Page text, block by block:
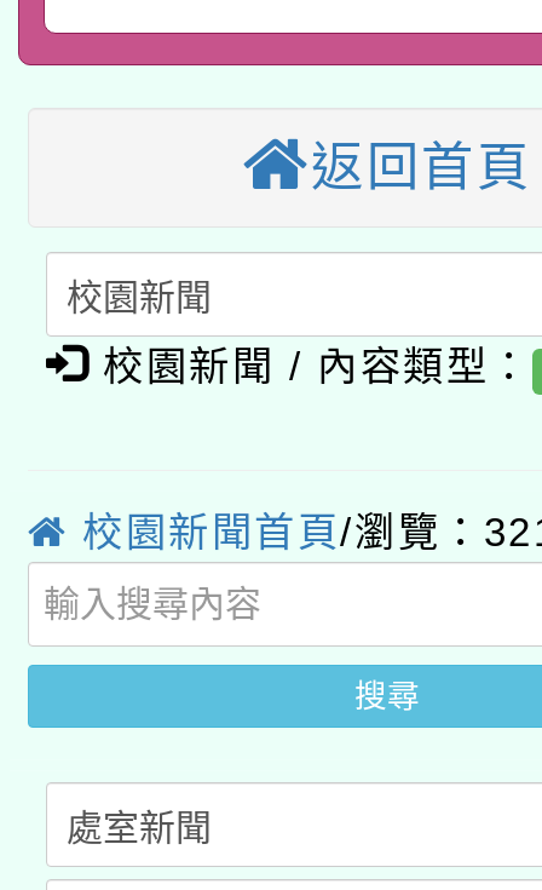
第3次招考甄選結果公
本校115學年度第2次
次招考甄選結果公告(
有關原住民族委員會
公告之原住民族歲時祭
一案。
兒童少年暑期犯罪預防
答一案
有關本府115年70歲以
人員健康講座「吃得安
心」，鼓勵退休同仁踴
本校115學年度第2次
招甄選結果公告(無人
適應運動共學行動站研
本館辦理115年度閱讀
礎課程
A3數位素養講師名單
返回首頁
校園新聞 / 內容類型：
校園新聞首頁/瀏覽：
搜尋